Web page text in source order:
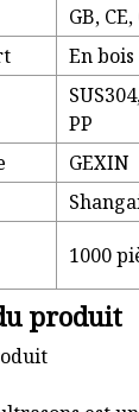
GB,
En
PP
GEXIN
1000
produit